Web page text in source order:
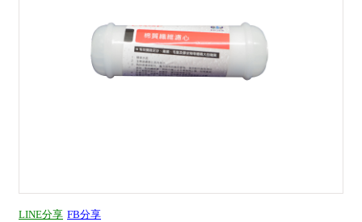
LINE分享 FB分享